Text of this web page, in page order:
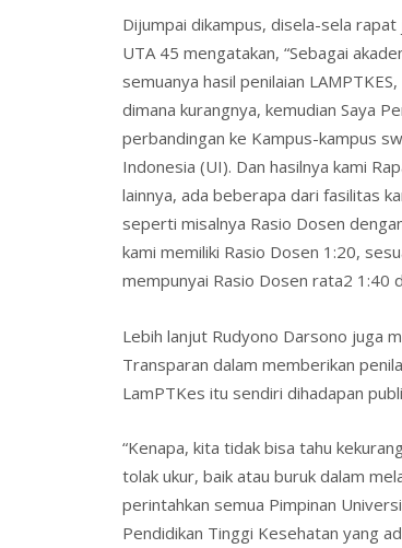
Dijumpai dikampus, disela-sela
UTA 45 mengatakan, “Sebagai
semuanya hasil penilaian
dimana kurangnya, kemudian Saya
perbandingan ke Kampus-kampus
Indonesia (UI). Dan hasilnya kami
lainnya, ada beberapa dari fasilitas
seperti misalnya Rasio Dosen
kami memiliki Rasio Dosen 1:20,
mempunyai Rasio Dosen rata2 1:40
Lebih lanjut Rudyono Darsono juga
Transparan dalam memberikan
LamPTKes itu sendiri dihadapan
“Kenapa, kita tidak bisa tahu
tolak ukur, baik atau buruk dalam
perintahkan semua Pimpinan
Pendidikan Tinggi Kesehatan yang